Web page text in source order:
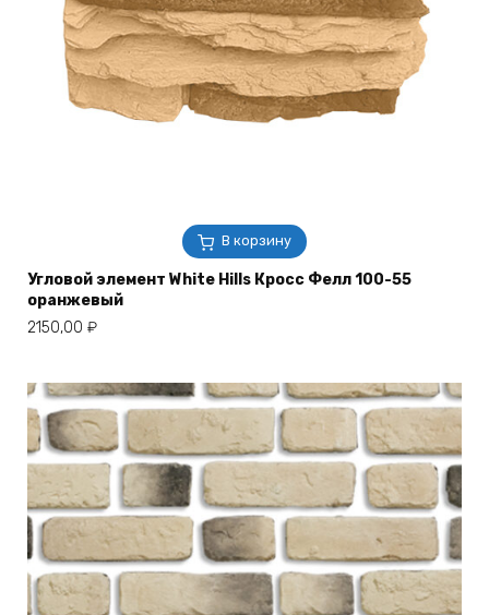
В корзину
Угловой элемент White Hills Кросс Фелл 100-55
оранжевый
2150,00 ₽